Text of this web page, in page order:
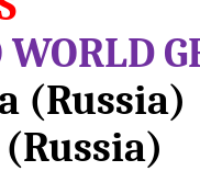
WORLD
(Russia)